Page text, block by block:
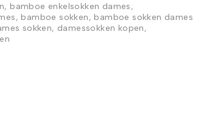
, bamboe enkelsokken dames,
, bamboe sokken, bamboe sokken dames
sokken, damessokken kopen,